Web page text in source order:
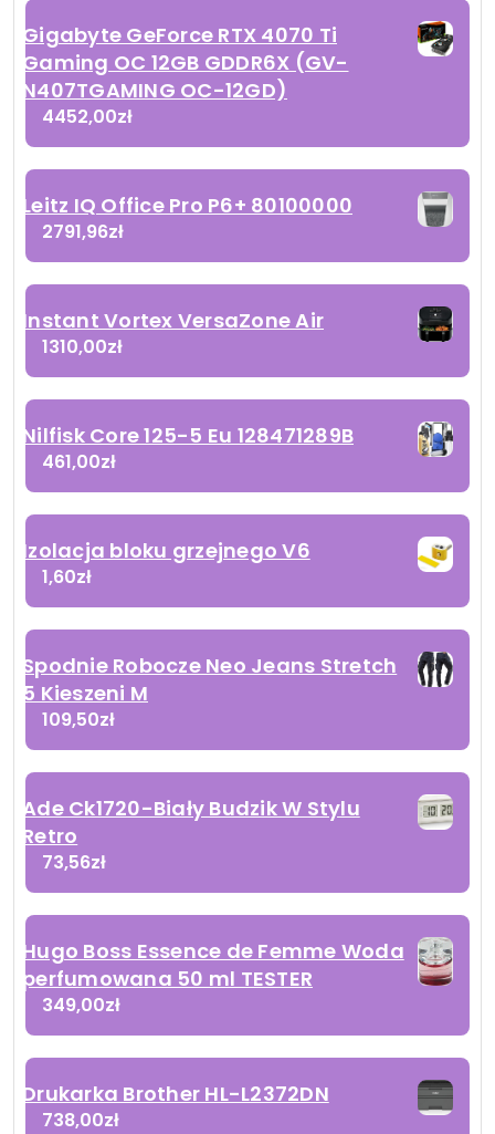
Gigabyte GeForce RTX 4070 Ti
Gaming OC 12GB GDDR6X (GV-
N407TGAMING OC-12GD)
4452,00zł
Leitz IQ Office Pro P6+ 80100000
2791,96zł
Instant Vortex VersaZone Air
1310,00zł
Nilfisk Core 125-5 Eu 128471289B
461,00zł
Izolacja bloku grzejnego V6
1,60zł
Spodnie Robocze Neo Jeans Stretch
5 Kieszeni M
109,50zł
Ade Ck1720-Biały Budzik W Stylu
Retro
73,56zł
Hugo Boss Essence de Femme Woda
perfumowana 50 ml TESTER
349,00zł
Drukarka Brother HL-L2372DN
738,00zł